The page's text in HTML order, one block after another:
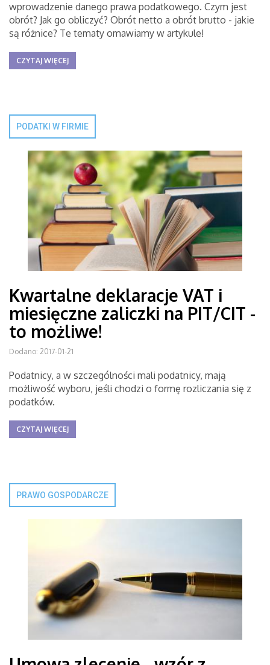
wprowadzenie danego prawa podatkowego. Czym jest
obrót? Jak go obliczyć? Obrót netto a obrót brutto - jakie
są różnice? Te tematy omawiamy w artykule!
CZYTAJ WIĘCEJ
PODATKI W FIRMIE
Kwartalne deklaracje VAT i
miesięczne zaliczki na PIT/CIT -
to możliwe!
Dodano: 2017-01-21
Podatnicy, a w szczególności mali podatnicy, mają
możliwość wyboru, jeśli chodzi o formę rozliczania się z
podatków.
CZYTAJ WIĘCEJ
PRAWO GOSPODARCZE